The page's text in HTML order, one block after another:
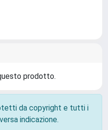
prodotto.
da copyright e tutti i
indicazione.